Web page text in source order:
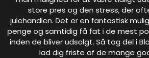
store pres og den stress, der
julehandlen. Det er en fantastisk
penge og samtidig få fat i de mest
inden de bliver udsolgt. Så tag del i
lad dig friste af de mange